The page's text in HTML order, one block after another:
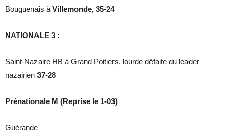
Bouguenais à Villemonde, 35-24
NATIONALE 3 :
Saint-Nazaire HB à Grand Poitiers, lourde défaite du leader
nazairien 37-28
Prénationale M (Reprise le 1-03)
Guérande